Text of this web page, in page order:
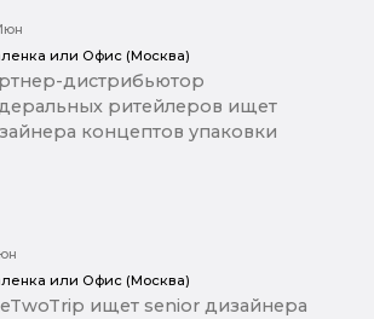
или Офис (Москва)
дистрибьютор
ритейлеров ищет
концептов упаковки
или Офис (Москва)
ищет senior дизайнера